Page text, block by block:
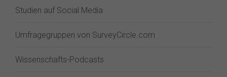
Studien auf Social Media
Umfragegruppen von SurveyCircle.com
Wissenschafts-Podcasts